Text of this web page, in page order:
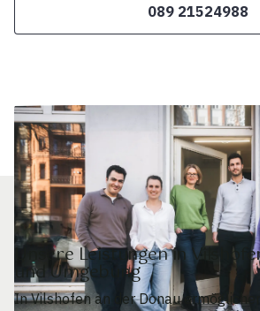
089 21524988
Unsere Leistungen in
und Umgebung
In Vilshofen an der Donau ermöglichen